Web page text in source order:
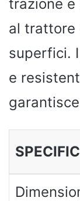
trazione e
al trattore
superfici.
e